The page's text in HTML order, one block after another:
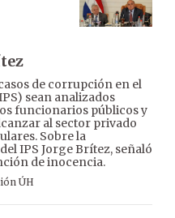
de corrupción en el
sean analizados
funcionarios públicos y
al sector privado
Sobre la
IPS Jorge Brítez, señaló
de inocencia.
ÚH